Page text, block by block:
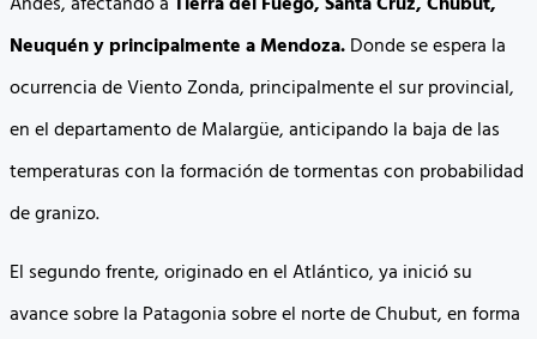
Neuquén y principalmente a Mendoza.Donde se espera la
ocurrencia de Viento Zonda, principalmente el sur provincial,
en el departamento de Malargüe, anticipando la baja de las
temperaturas con la formación de tormentas con probabilidad
de granizo.
El segundo frente, originado en el Atlántico, ya inició su
avance sobre la Patagonia sobre el norte de Chubut, en forma